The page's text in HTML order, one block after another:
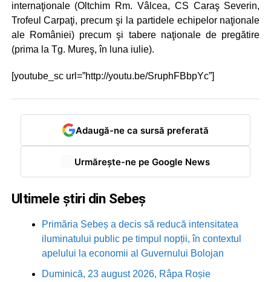
internaţionale (Oltchim Rm. Vâlcea, CS Caraş Severin,
Trofeul Carpaţi, precum şi la partidele echipelor naţionale
ale României) precum şi tabere naţionale de pregătire
(prima la Tg. Mureş, în luna iulie).
[youtube_sc url=”http://youtu.be/SruphFBbpYc”]
Adaugă-ne ca sursă preferată
Urmărește-ne pe Google News
Ultimele știri din Sebeș
Primăria Sebeș a decis să reducă intensitatea
iluminatului public pe timpul nopții, în contextul
apelului la economii al Guvernului Bolojan
Duminică, 23 august 2026, Râpa Roșie